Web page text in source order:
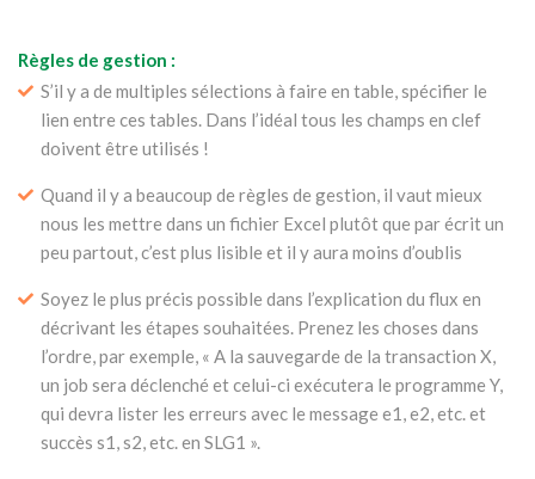
Règles de gestion :
S’il y a de multiples sélections à faire en table, spécifier le
lien entre ces tables. Dans l’idéal tous les champs en clef
doivent être utilisés !
Quand il y a beaucoup de règles de gestion, il vaut mieux
nous les mettre dans un fichier Excel plutôt que par écrit un
peu partout, c’est plus lisible et il y aura moins d’oublis
Soyez le plus précis possible dans l’explication du flux en
décrivant les étapes souhaitées. Prenez les choses dans
l’ordre, par exemple, « A la sauvegarde de la transaction X,
un job sera déclenché et celui-ci exécutera le programme Y,
qui devra lister les erreurs avec le message e1, e2, etc. et
succès s1, s2, etc. en SLG1 ».